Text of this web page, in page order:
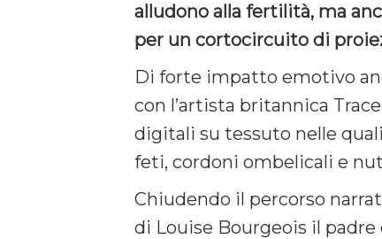
alludono alla fertilità, ma
per un cortocircuito di
Di forte impatto emotivo
con l’artista britannica
digitali su tessuto nelle
feti, cordoni ombelicali e
Chiudendo il percorso
di Louise Bourgeois il padre